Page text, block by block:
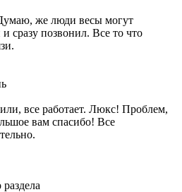
же люди весы могут
сразу позвонил. Все то что
все работает. Люкс! Проблем,
вам спасибо! Все